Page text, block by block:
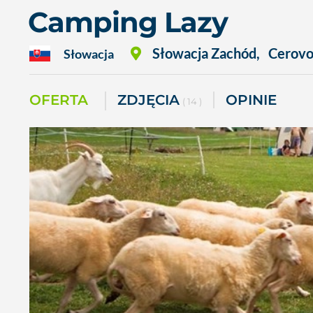
Camping Lazy
Słowacja Słowacja Zachód, Cerovo
OFERTA ZDJĘCIA ( 14 ) OPINIE